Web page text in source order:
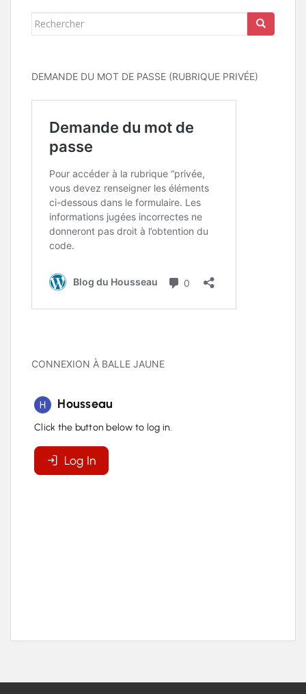
Rechercher...
DEMANDE DU MOT DE PASSE (RUBRIQUE PRIVÉE)
CONNEXION À BALLE JAUNE